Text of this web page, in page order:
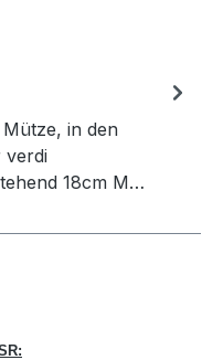
in den
verdi
18cm M…